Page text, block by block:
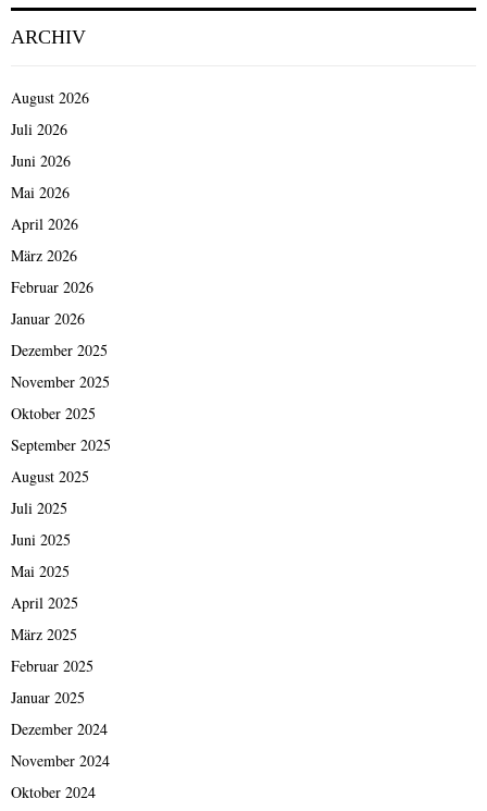
ARCHIV
August 2026
Juli 2026
Juni 2026
Mai 2026
April 2026
März 2026
Februar 2026
Januar 2026
Dezember 2025
November 2025
Oktober 2025
September 2025
August 2025
Juli 2025
Juni 2025
Mai 2025
April 2025
März 2025
Februar 2025
Januar 2025
Dezember 2024
November 2024
Oktober 2024